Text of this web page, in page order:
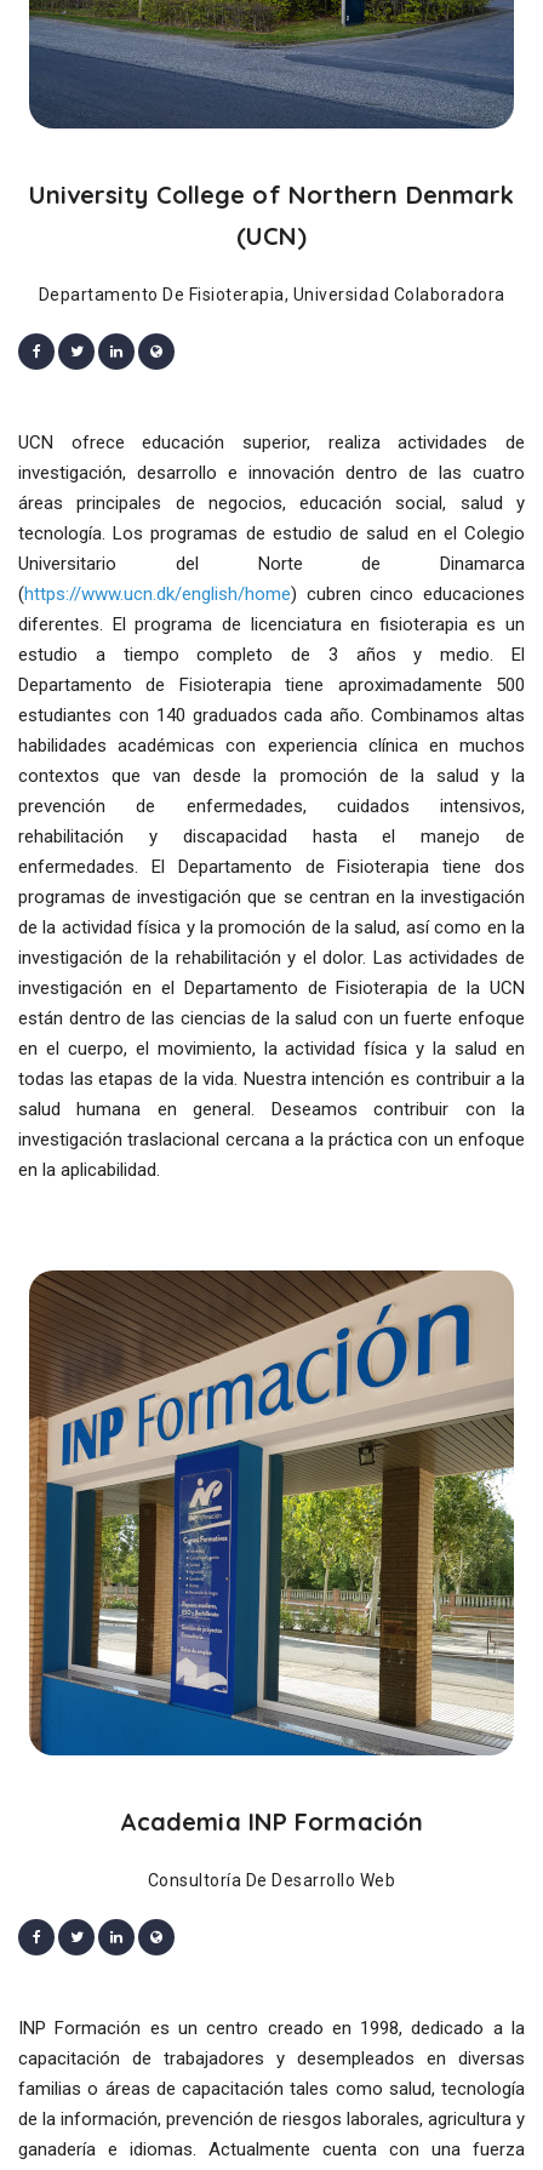
University College of Northern Denmark
(UCN)
Departamento De Fisioterapia, Universidad Colaboradora
UCN ofrece educación superior, realiza actividades de
investigación, desarrollo e innovación dentro de las cuatro
áreas principales de negocios, educación social, salud y
tecnología. Los programas de estudio de salud en el Colegio
Universitario del Norte de Dinamarca
(https://www.ucn.dk/english/home) cubren cinco educaciones
diferentes. El programa de licenciatura en fisioterapia es un
estudio a tiempo completo de 3 años y medio. El
Departamento de Fisioterapia tiene aproximadamente 500
estudiantes con 140 graduados cada año. Combinamos altas
habilidades académicas con experiencia clínica en muchos
contextos que van desde la promoción de la salud y la
prevención de enfermedades, cuidados intensivos,
rehabilitación y discapacidad hasta el manejo de
enfermedades. El Departamento de Fisioterapia tiene dos
programas de investigación que se centran en la investigación
de la actividad física y la promoción de la salud, así como en la
investigación de la rehabilitación y el dolor. Las actividades de
investigación en el Departamento de Fisioterapia de la UCN
están dentro de las ciencias de la salud con un fuerte enfoque
en el cuerpo, el movimiento, la actividad física y la salud en
todas las etapas de la vida. Nuestra intención es contribuir a la
salud humana en general. Deseamos contribuir con la
investigación traslacional cercana a la práctica con un enfoque
en la aplicabilidad.
Academia INP Formación
Consultoría De Desarrollo Web
INP Formación es un centro creado en 1998, dedicado a la
capacitación de trabajadores y desempleados en diversas
familias o áreas de capacitación tales como salud, tecnología
de la información, prevención de riesgos laborales, agricultura y
ganadería e idiomas. Actualmente cuenta con una fuerza